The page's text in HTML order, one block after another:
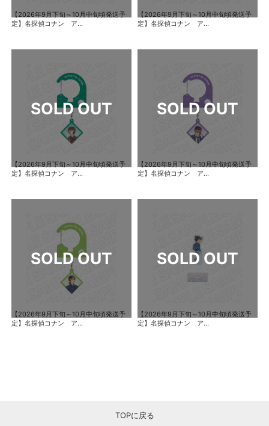
【2026年9月下旬～10月中旬頃発送予
定】名探偵コナン ア...
【2026年9月下旬～10月中旬頃発送予
定】名探偵コナン ア...
【2026年9月下旬～10月中旬頃発送予
定】名探偵コナン ア...
【2026年9月下旬～10月中旬頃発送予
定】名探偵コナン ア...
【2026年9月下旬～10月中旬頃発送予
定】名探偵コナン ア...
【2026年9月下旬～10月中旬頃発送予
定】名探偵コナン ア...
TOPに戻る